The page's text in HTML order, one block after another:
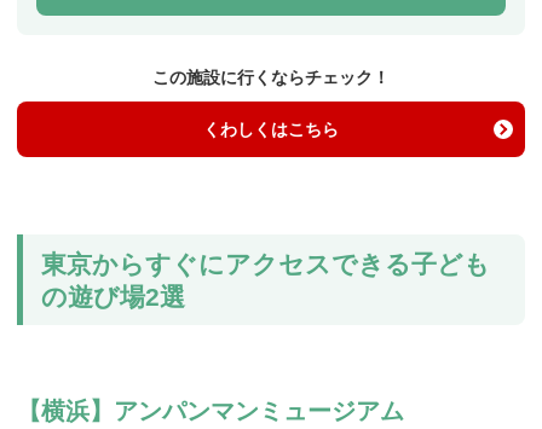
この施設に行くならチェック！
くわしくはこちら
東京からすぐにアクセスできる子ども
の遊び場2選
【横浜】アンパンマンミュージアム